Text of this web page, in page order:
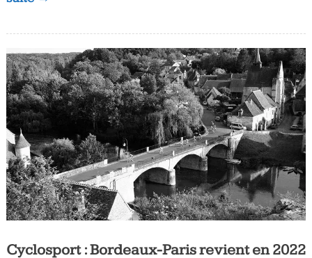
Cyclosport : Bordeaux-Paris revient en 2022